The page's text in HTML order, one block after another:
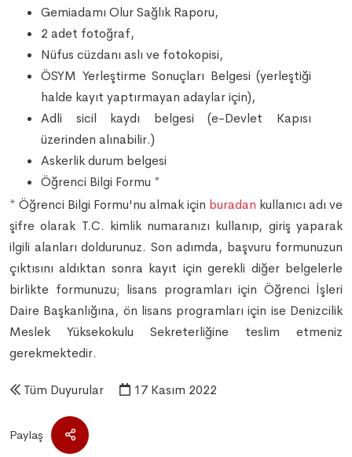
Gemiadamı Olur Sağlık Raporu,
2 adet fotoğraf,
Nüfus cüzdanı aslı ve fotokopisi,
ÖSYM Yerleştirme Sonuçları Belgesi (yerleştiği
halde kayıt yaptırmayan adaylar için),
Adli sicil kaydı belgesi (e-Devlet Kapısı
üzerinden alınabilir.)
Askerlik durum belgesi
Öğrenci Bilgi Formu *
* Öğrenci Bilgi Formu'nu almak için buradan kullanıcı adı ve
şifre olarak T.C. kimlik numaranızı kullanıp, giriş yaparak
ilgili alanları doldurunuz. Son adımda, başvuru formunuzun
çıktısını aldıktan sonra kayıt için gerekli diğer belgelerle
birlikte formunuzu; lisans programları için Öğrenci İşleri
Daire Başkanlığına, ön lisans programları için ise Denizcilik
Meslek Yüksekokulu Sekreterliğine teslim etmeniz
gerekmektedir.
Tüm Duyurular 17 Kasım 2022
Paylaş